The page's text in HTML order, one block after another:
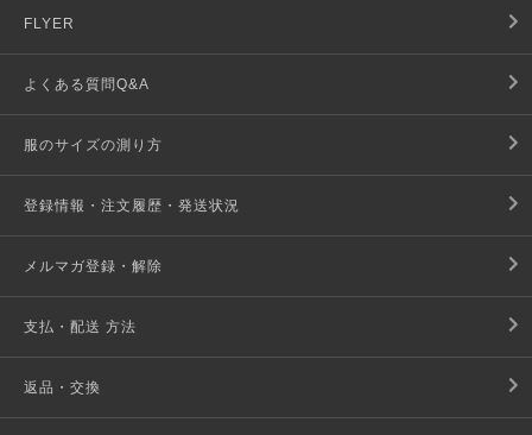
FLYER
よくある質問Q&A
服のサイズの測り方
登録情報・注文履歴・発送状況
メルマガ登録・解除
支払・配送 方法
返品・交換